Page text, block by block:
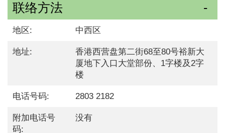
联络方法
地区: 中西区
地址:
香港西营盘第二街68至80号裕新大
厦地下入口大堂部份、1字楼及2字
楼
电话号码: 2803 2182
附加电话号
码:
没有